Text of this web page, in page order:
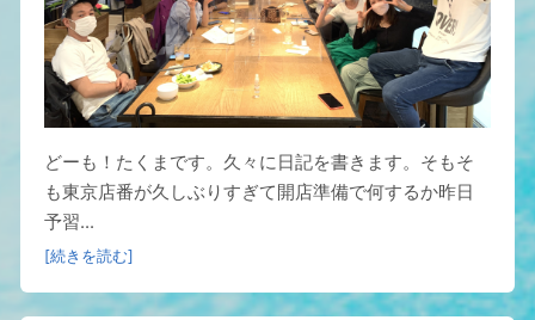
どーも！たくまです。久々に日記を書きます。そもそ
も東京店番が久しぶりすぎて開店準備で何するか昨日
予習...
[続きを読む]